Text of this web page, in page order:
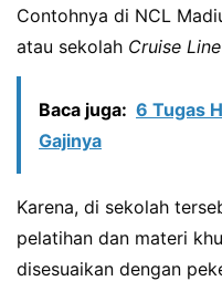
Contohnya di NCL
atau sekolah Cruise Line
Baca juga: 6 Tugas
Gajinya
Karena, di sekolah
pelatihan dan materi
disesuaikan dengan